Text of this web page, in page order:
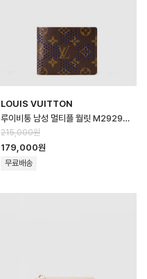
LOUIS VUITTON
루이비통 남성 멀티플 월릿 M29292 - Louis vuitton Mens Multipl…
215,000원
179,000원
무료배송